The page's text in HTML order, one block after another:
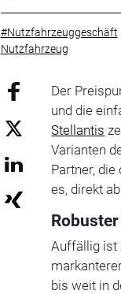
#Nutzfahrzeuggeschäft
Nutzfahrzeug
Der
und die
Stellantis
Varianten
Partner,
es, direkt
Auffällig ist
bis weit in